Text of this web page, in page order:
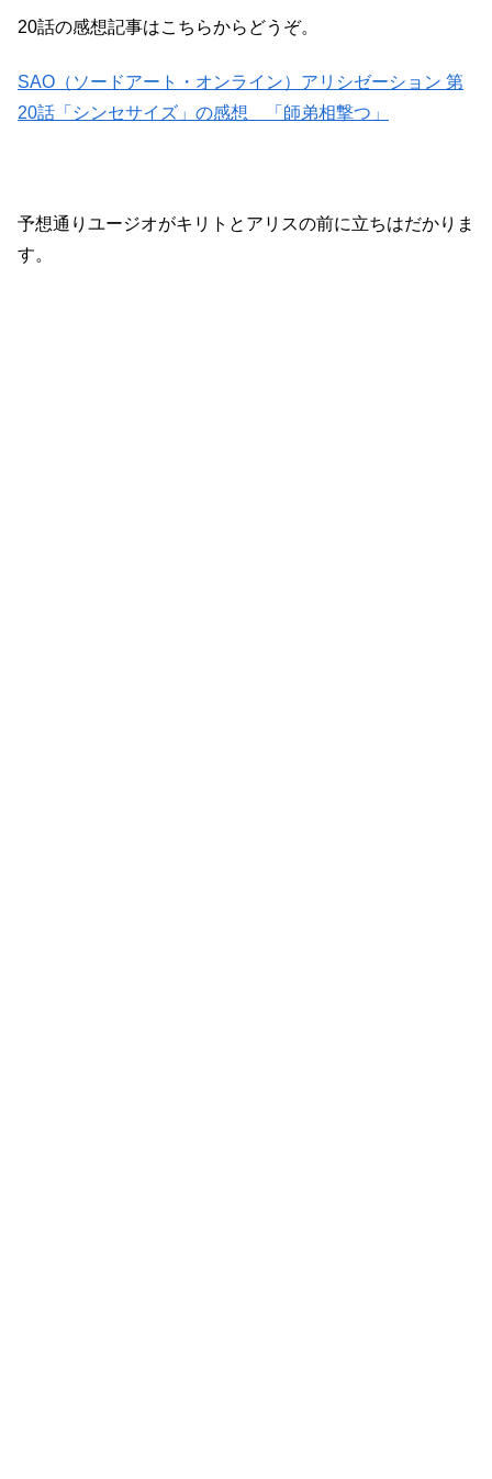
20話の感想記事はこちらからどうぞ。
SAO（ソードアート・オンライン）アリシゼーション 第
20話「シンセサイズ」の感想 「師弟相撃つ」
予想通りユージオがキリトとアリスの前に立ちはだかりま
す。